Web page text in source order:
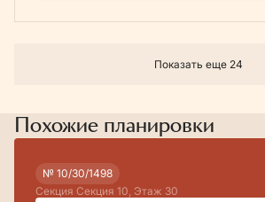
Показать еще 24
Похожие планировки
№ 10/30/1498
Секция Секция 10, Этаж 30